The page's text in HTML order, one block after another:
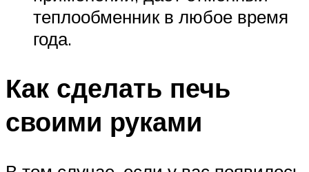
теплообменник в любое время
года.
Как сделать печь
своими руками